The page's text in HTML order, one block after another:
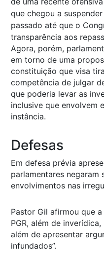
que chegou a
passado até que o
transparência aos
Agora, porém,
em torno de uma
constituição que visa
competência de julgar
que poderia levar as
inclusive que envolvem
instância.
Defesas
Em defesa prévia
parlamentares negaram
envolvimentos nas
Pastor Gil afirmou que
PGR, além de
além de apresentar
infundados”.